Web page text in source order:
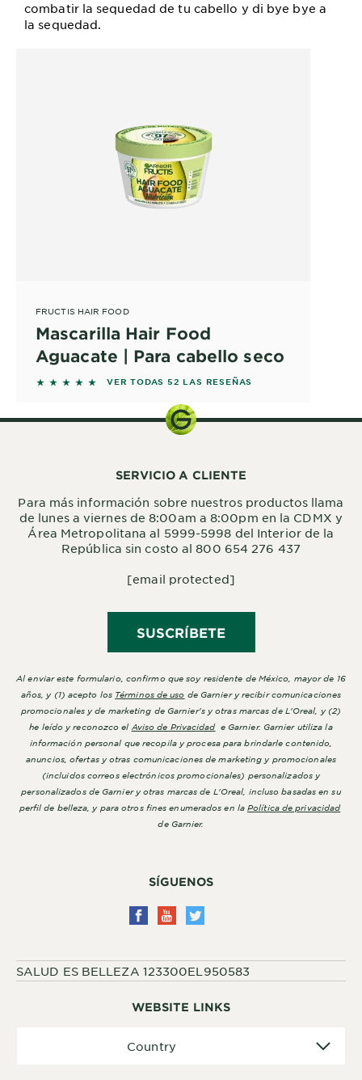
combatir la sequedad de tu cabello y di bye bye a
la sequedad.
FRUCTIS HAIR FOOD
Mascarilla Hair Food
Aguacate | Para cabello seco
5 out of 5 stars based on reviews
VER TODAS 52 LAS RESEÑAS
WEBSITE LINKS
Country
SÍGUENOS
SALUD ES BELLEZA 123300EL950583
SERVICIO A CLIENTE
Para más información sobre nuestros productos llama
de lunes a viernes de 8:00am a 8:00pm en la CDMX y
Área Metropolitana al 5999-5998 del Interior de la
República sin costo al 800 654 276 437
[email protected]
SUSCRÍBETE
Al enviar este formulario, confirmo que soy residente de México, mayor de 16
años, y (1) acepto los Términos de uso de Garnier y recibir comunicaciones
promocionales y de marketing de Garnier's y otras marcas de L'Oreal, y (2)
he leído y reconozco el Aviso de Privacidade Garnier. Garnier utiliza la
información personal que recopila y procesa para brindarle contenido,
anuncios, ofertas y otras comunicaciones de marketing y promocionales
(incluidos correos electrónicos promocionales) personalizados y
personalizados de Garnier y otras marcas de L'Oreal, incluso basadas en su
perfil de belleza, y para otros fines enumerados en laPolítica de privacidad
de Garnier.